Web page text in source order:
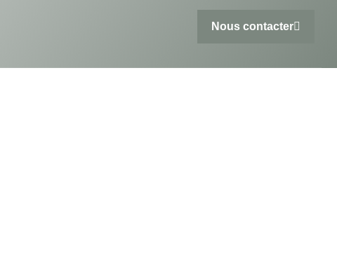
Nous contacter